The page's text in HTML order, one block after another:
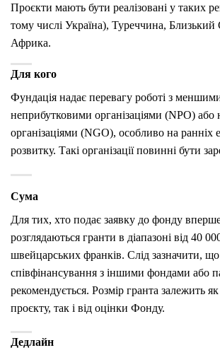
Проєкти мають бути реалізовані у таких
тому числі Україна), Туреччина, Близький
Африка.
Для кого
Фундація надає перевагу роботі з
неприбутковими організаціями (NPO) або
організаціями (NGO), особливо на ранніх
розвитку. Такі організації повинні бути
Сума
Для тих, хто подає заявку до фонду
розглядаються гранти в діапазоні від 40
швейцарських франків. Слід зазначити, що
співфінансування з іншими фондами або
рекомендується. Розмір гранта залежить
проєкту, так і від оцінки Фонду.
Дедлайн